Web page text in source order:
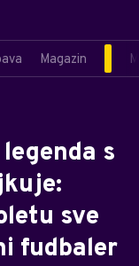
Magazin
s
sve
fudbaler